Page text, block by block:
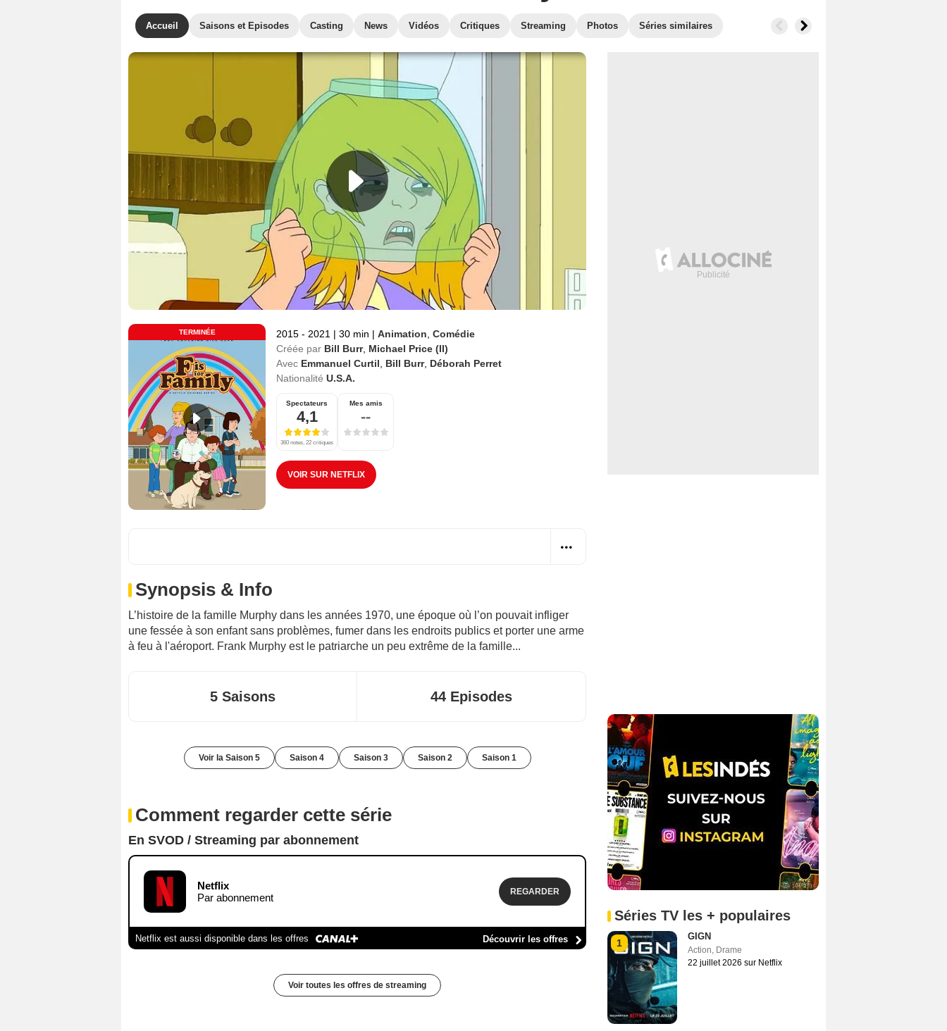
Accueil Saisons et Episodes Casting News Vidéos Critiques Streaming Photos Séries similaires
TERMINÉE 2015 - 2021 | 30 min | Animation Comédie
Créée par Bill Burr, Michael Price (II)
Avec Emmanuel Curtil Bill Burr, Déborah Perret
Nationalité U.S.A.
Spectateurs
4,1
360 notes, 22 critiques
Mes amis
--
VOIR SUR NETFLIX
Synopsis & Info
L’histoire de la famille Murphy dans les années 1970, une époque où l’on pouvait infliger
une fessée à son enfant sans problèmes, fumer dans les endroits publics et porter une arme
à feu à l'aéroport. Frank Murphy est le patriarche un peu extrême de la famille...
5 Saisons 44 Episodes
Voir la Saison 5 Saison 4 Saison 3 Saison 2 Saison 1
Comment regarder cette série
En SVOD / Streaming par abonnement
Netflix
Par abonnement
REGARDER
Netflix est aussi disponible dans les offres Découvrir les offres
Voir toutes les offres de streaming
Séries TV les + populaires
1
GIGN
Action, Drame
22 juillet 2026 sur Netflix